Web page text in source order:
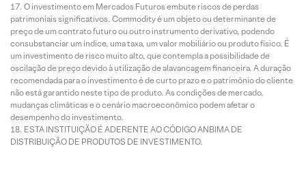
O investimento em Mercados Futuros embute riscos de perdas
patrimoniais significativos. Commodity é um objeto ou determinante de
preço de um contrato futuro ou outro instrumento derivativo, podendo
consubstanciar um índice, uma taxa, um valor mobiliário ou produto físico. É
um investimento de risco muito alto, que contempla a possibilidade de
oscilação de preço devido à utilização de alavancagem financeira. A duração
recomendada para o investimento é de curto prazo e o patrimônio do cliente
não está garantido neste tipo de produto. As condições de mercado,
mudanças climáticas e o cenário macroeconômico podem afetar o
desempenho do investimento.
ESTA INSTITUIÇÃO É ADERENTE AO CÓDIGO ANBIMA DE
DISTRIBUIÇÃO DE PRODUTOS DE INVESTIMENTO.